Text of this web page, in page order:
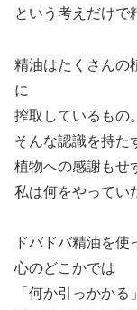
という考えだけで
精油はたくさんの
に
搾取しているもの。
そんな認識を持た
植物への感謝もせ
私は何をやってい
ドバドバ精油を使
心のどこかでは
「何か引っかかる」